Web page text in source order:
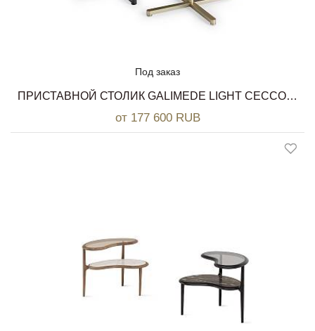
Под заказ
ПРИСТАВНОЙ СТОЛИК GALIMEDE LIGHT CECCOTTI COLLEZIONI
от 177 600 RUB